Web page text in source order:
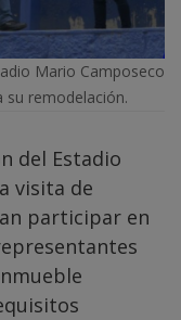
Mario Camposeco
su remodelación.
del Estadio
visita de
participar en